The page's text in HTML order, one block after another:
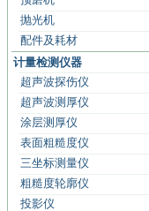
抛光机
配件及耗材
计量检测仪器
超声波探伤仪
超声波测厚仪
涂层测厚仪
表面粗糙度仪
三坐标测量仪
粗糙度轮廓仪
投影仪